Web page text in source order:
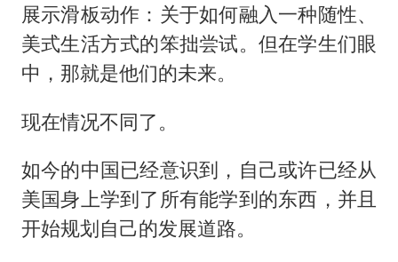
展示滑板动作：关于如何融入一种随性、
美式生活方式的笨拙尝试。但在学生们眼
中，那就是他们的未来。
现在情况不同了。
如今的中国已经意识到，自己或许已经从
美国身上学到了所有能学到的东西，并且
开始规划自己的发展道路。